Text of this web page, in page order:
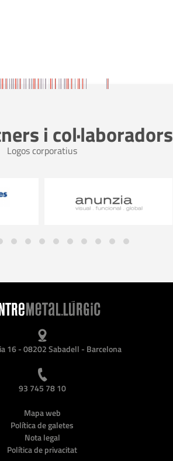
i col·laboradors
Logos corporatius
16 - 08202 Sabadell - Barcelona
93 745 78 10
Mapa web
Política de galetes
Nota legal
Política de privacitat